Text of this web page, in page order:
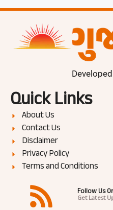
Quick Links
About Us
Contact Us
Disclaimer
Privacy Policy
Terms and Conditions
Follow Us
Get Latest